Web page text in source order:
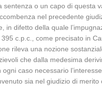
o un capo di questa
nel precedente
difetto della quale
c.p.c., come precisato in
rileva una nozione
che dalla medesima
caso necessario
sia nel giudizio di